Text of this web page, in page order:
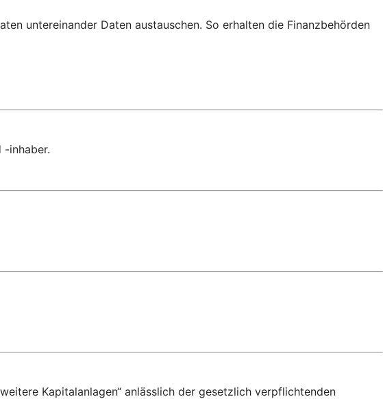
untereinander Daten austauschen. So erhalten die Finanzbehörden
-inhaber.
Kapitalanlagen“ anlässlich der gesetzlich verpflichtenden